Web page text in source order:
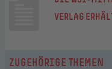
VERLAG
ZUGEHÖRIGE THEMEN